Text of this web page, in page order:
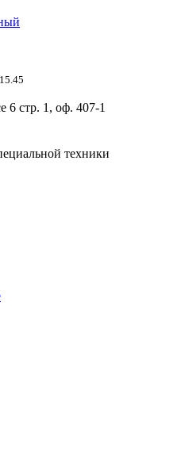
6 стр. 1, оф. 407-1
техники